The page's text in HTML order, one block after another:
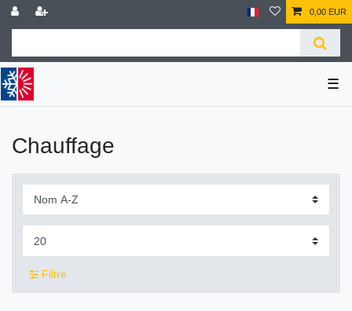
0,00 EUR
☰
Chauffage
Filtre